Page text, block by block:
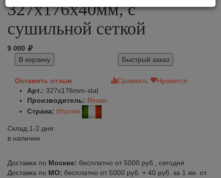
327x176х40мм, с
сушильной сеткой
9 000
В корзину
Быстрый заказ
Оставить отзыв Сравнить
Нравится
Арт.: 327x176mm-stal
Производитель: Rinser
Страна: Италия
Склад 1-2 дня:
в наличии
Доставка по Москве: бесплатно от 5000 руб., сегодня
Доставка по МО: бесплатно от 5000 руб. + 40 руб. за 1 км. от